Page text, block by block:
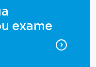
exame
para